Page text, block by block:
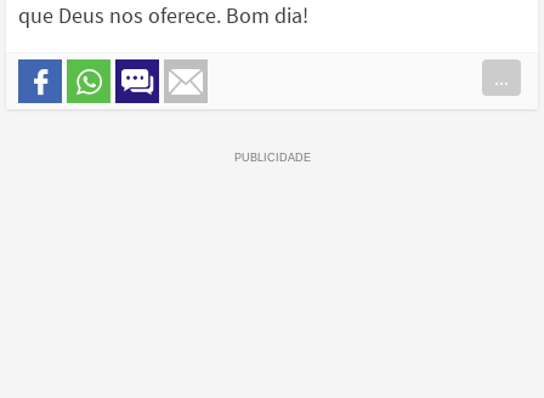
que Deus nos oferece. Bom dia!
...